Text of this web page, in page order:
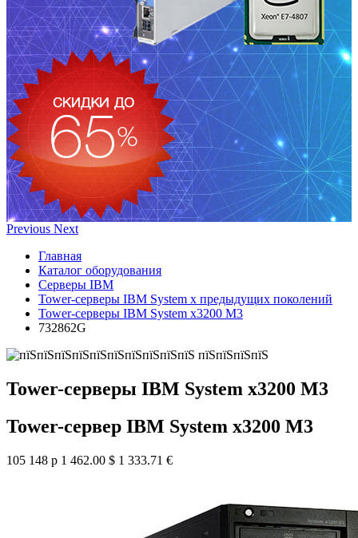
Previous Next
Главная
Каталог оборудования
Серверы IBM
Tower-серверы IBM System x предыдущих поколений
Tower-серверы IBM System x3200 M3
732862G
Tower-серверы IBM System x3200 M3
Tower-сервер IBM System x3200 M3
105 148 р 1 462.00 $ 1 333.71 €